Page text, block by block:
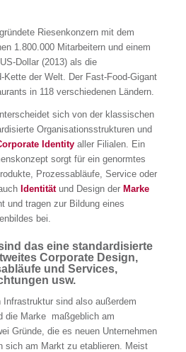
Riesenkonzern mit dem
1.800.000 Mitarbeitern und einem
Dollar (2013) als die
der Welt. Der Fast-Food-Gigant
in 118 verschiedenen Ländern.
sich von der klassischen
Organisationsstrukturen und
Identityaller Filialen. Ein
sorgt für ein genormtes
Prozessabläufe, Service oder
Identitätund Design der Marke
und tragen zur Bildung eines
bei.
das eine standardisierte
Corporate Design,
und Services,
usw.
Infrastruktur sind also außerdem
die Marke maßgeblich am
Gründe, die es neuen Unternehmen
sich am Markt zu etablieren. Meist